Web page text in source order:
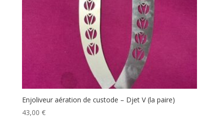
Enjoliveur aération de custode – Djet V (la paire)
43,00 €